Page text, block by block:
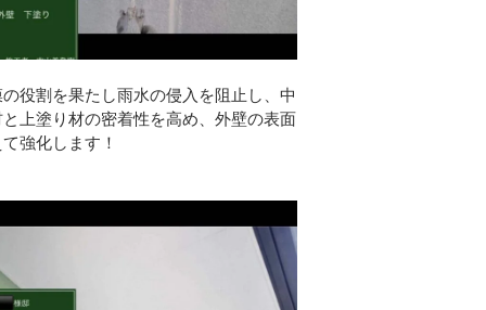
役割を果たし雨水の侵入を阻止し、中
上塗り材の密着性を高め、外壁の表面
強化します！